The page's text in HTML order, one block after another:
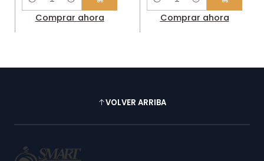
Cantidad
Comprar ahora
Cantidad
Comprar ahora
VOLVER ARRIBA